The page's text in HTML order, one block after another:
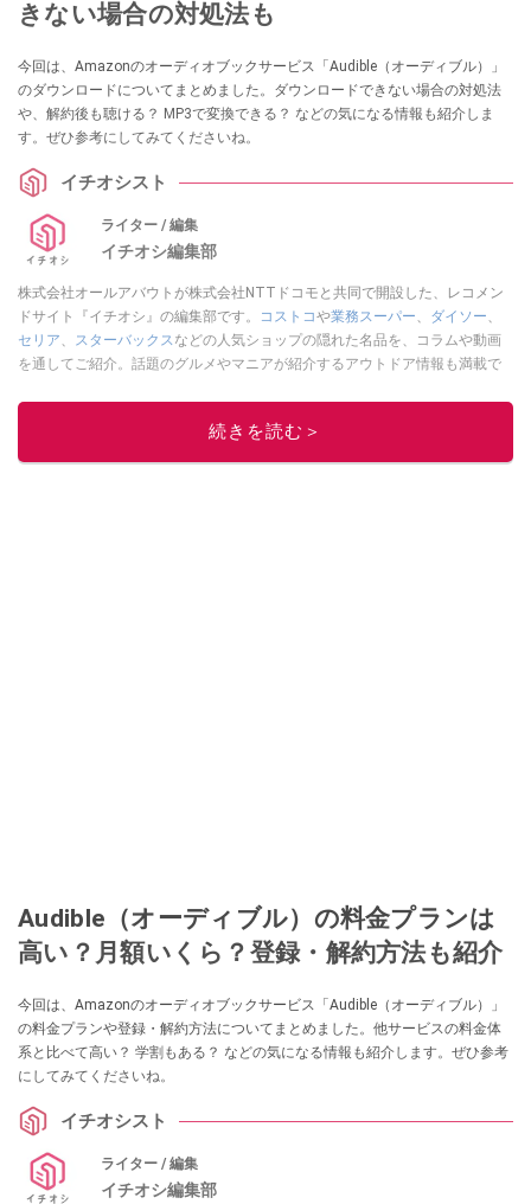
きない場合の対処法も
今回は、Amazonのオーディオブックサービス「Audible（オーディブル）」
のダウンロードについてまとめました。ダウンロードできない場合の対処法
や、解約後も聴ける？ MP3で変換できる？ などの気になる情報も紹介しま
す。ぜひ参考にしてみてくださいね。
イチオシスト
ライター / 編集
イチオシ編集部
株式会社オールアバウトが株式会社NTTドコモと共同で開設した、レコメン
ドサイト『イチオシ』の編集部です。
コストコや業務スーパー、 ダイソー、
セリア、 スターバックスなどの人気ショップの隠れた名品を、コラムや動画
を通してご紹介。話題のグルメやマニアが紹介するアウトドア情報も満載で
レビューしています。毎日トレンド情報をお届けしているので、ぜひ
してください！続きを読む＞
Audible（オーディブル）の料金プランは
高い？月額いくら？登録・解約方法も紹介
今回は、Amazonのオーディオブックサービス「Audible（オーディブル）」
の料金プランや登録・解約方法についてまとめました。他サービスの料金体
系と比べて高い？ 学割もある？ などの気になる情報も紹介します。ぜひ参考
にしてみてくださいね。
イチオシスト
ライター / 編集
イチオシ編集部